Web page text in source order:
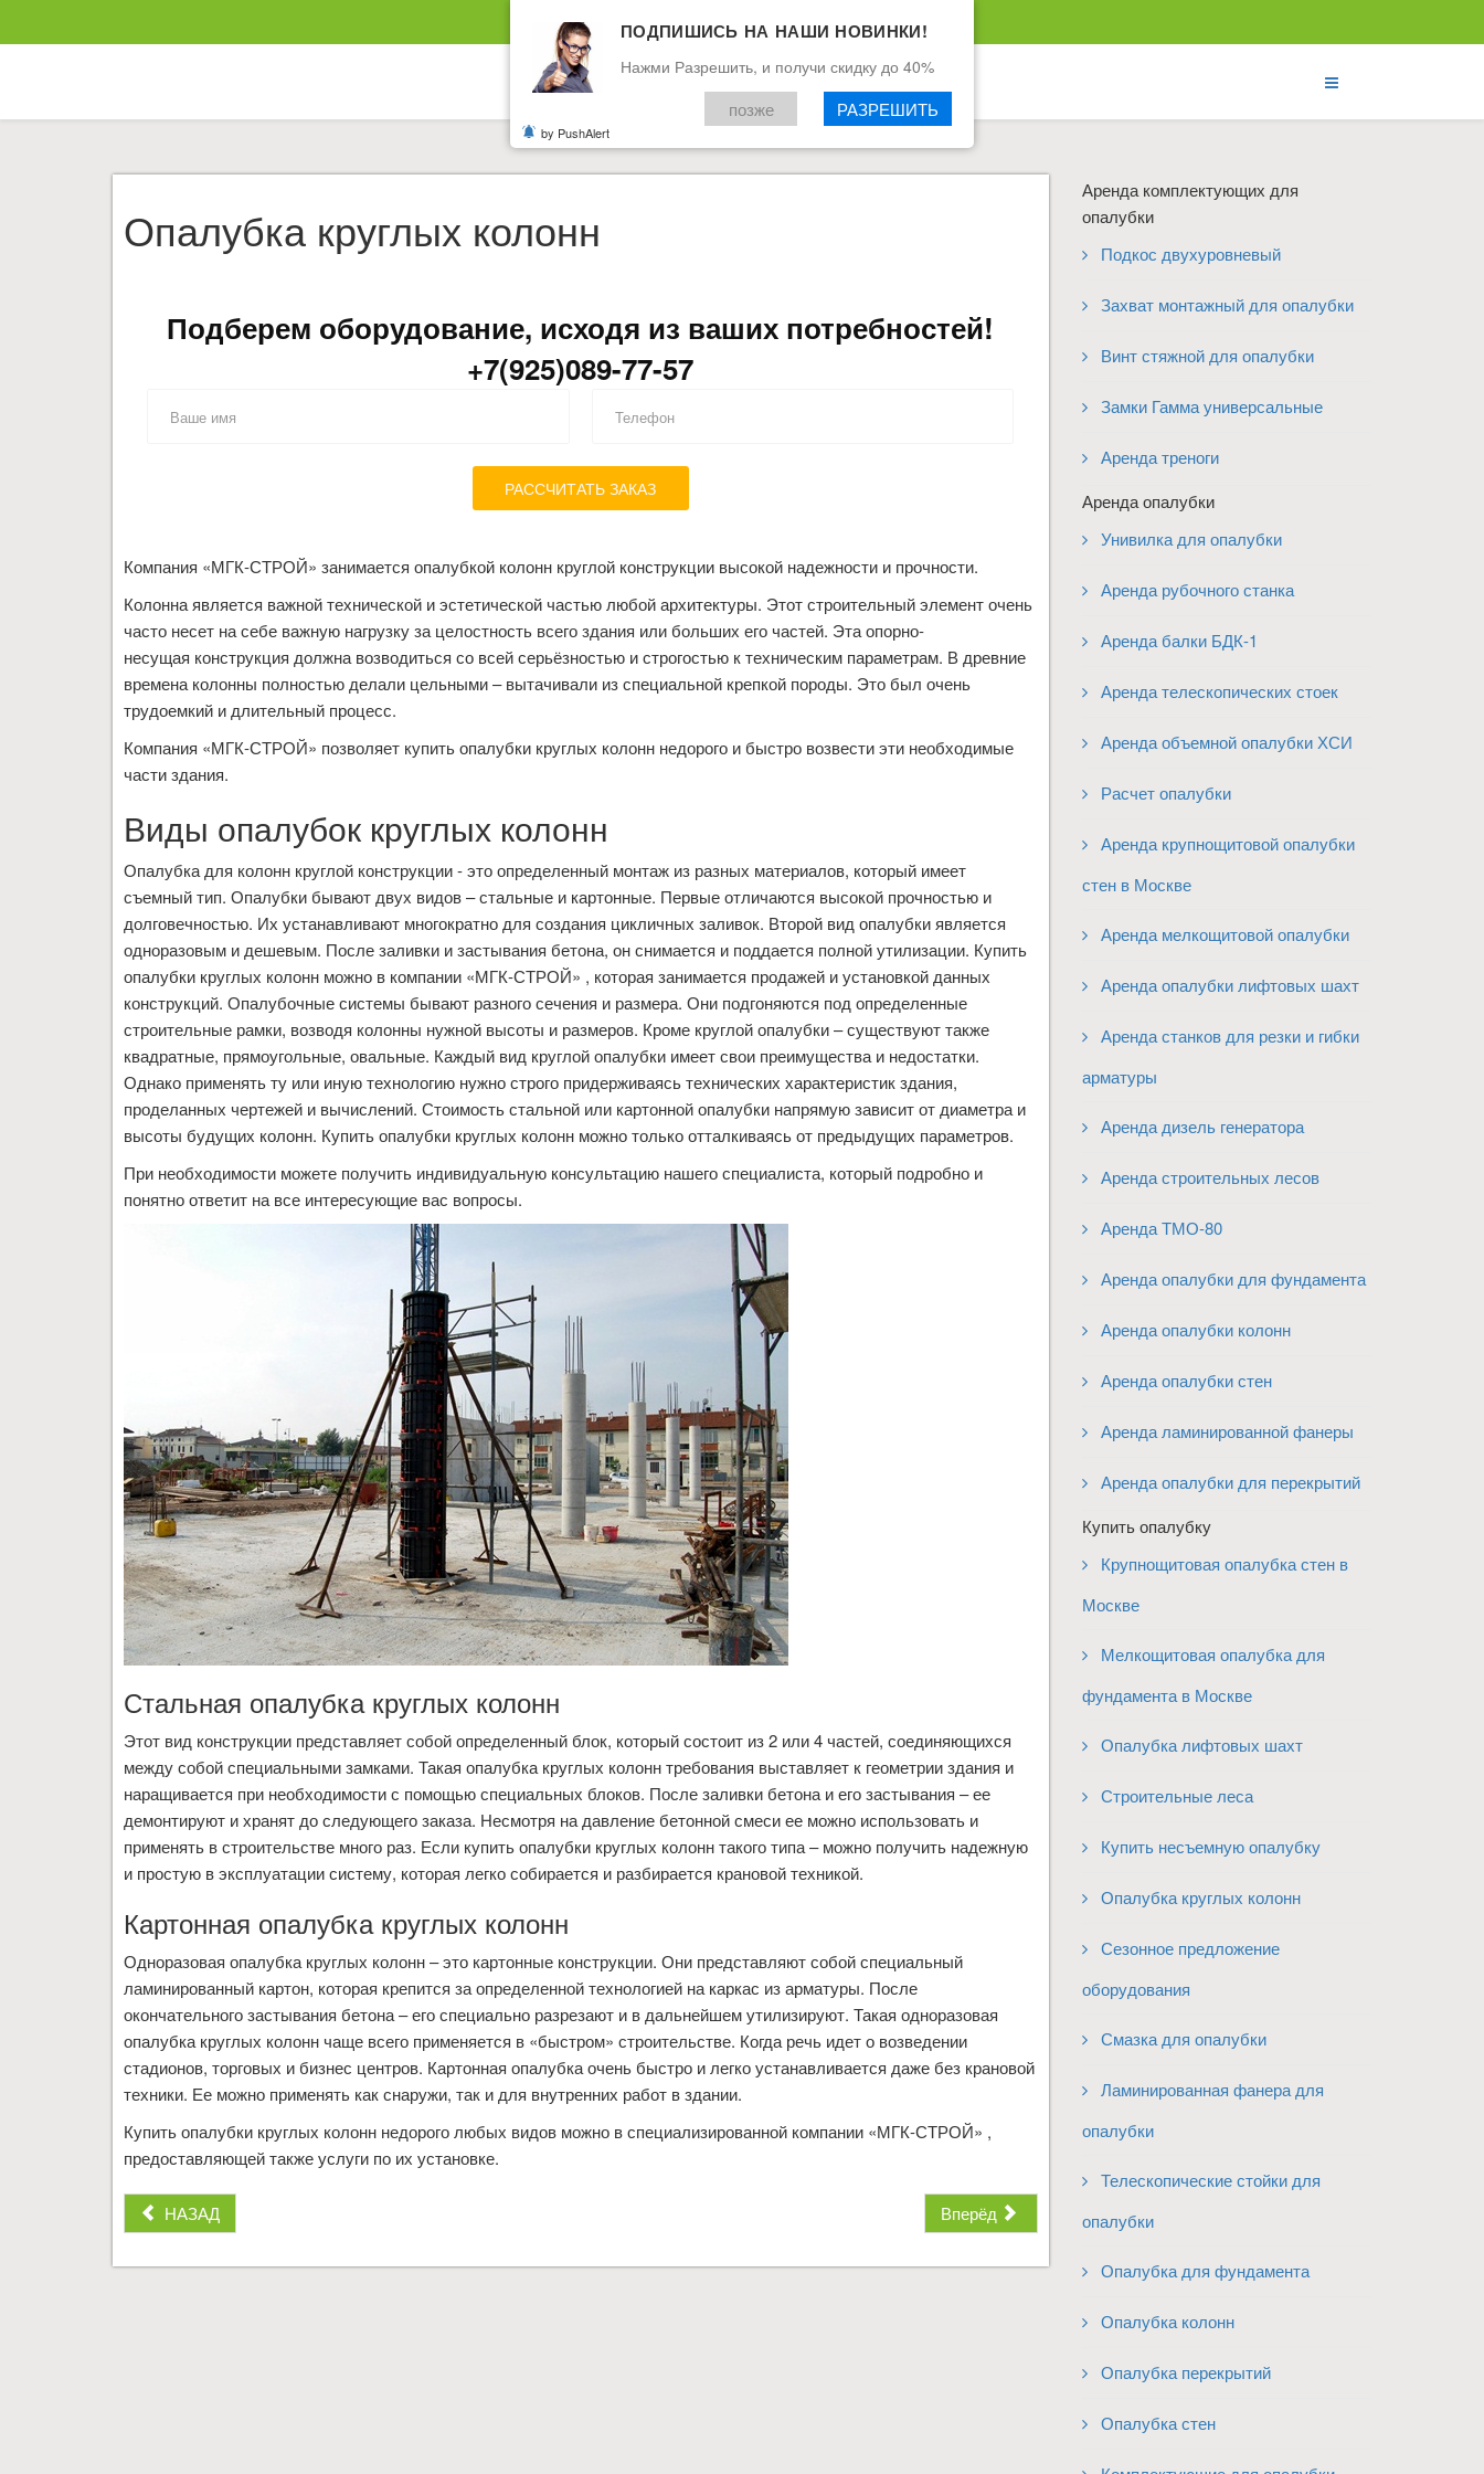
Опалубка круглых колонн
Подберем оборудование, исходя из ваших потребностей!
+7(925)089-77-57
Компания «МГК-СТРОЙ» занимается опалубкой колонн круглой конструкции высокой надежности и прочности.
Колонна является важной технической и эстетической частью любой архитектуры. Этот строительный элемент очень
часто несет на себе важную нагрузку за целостность всего здания или больших его частей. Эта опорно-
несущая конструкция должна возводиться со всей серьёзностью и строгостью к техническим параметрам. В древние
времена колонны полностью делали цельными – вытачивали из специальной крепкой породы. Это был очень
трудоемкий и длительный процесс.
Компания «МГК-СТРОЙ» позволяет купить опалубки круглых колонн недорого и быстро возвести эти необходимые
части здания.
Виды опалубок круглых колонн
Опалубка для колонн круглой конструкции - это определенный монтаж из разных материалов, который имеет
съемный тип. Опалубки бывают двух видов – стальные и картонные. Первые отличаются высокой прочностью и
долговечностью. Их устанавливают многократно для создания цикличных заливок. Второй вид опалубки является
одноразовым и дешевым. После заливки и застывания бетона, он снимается и поддается полной утилизации. Купить
опалубки круглых колонн можно в компании «МГК-СТРОЙ» , которая занимается продажей и установкой данных
конструкций. Опалубочные системы бывают разного сечения и размера. Они подгоняются под определенные
строительные рамки, возводя колонны нужной высоты и размеров. Кроме круглой опалубки – существуют также
квадратные, прямоугольные, овальные. Каждый вид круглой опалубки имеет свои преимущества и недостатки.
Однако применять ту или иную технологию нужно строго придерживаясь технических характеристик здания,
проделанных чертежей и вычислений. Стоимость стальной или картонной опалубки напрямую зависит от диаметра и
высоты будущих колонн. Купить опалубки круглых колонн можно только отталкиваясь от предыдущих параметров.
При необходимости можете получить индивидуальную консультацию нашего специалиста, который подробно и
понятно ответит на все интересующие вас вопросы.
Стальная опалубка круглых колонн
Этот вид конструкции представляет собой определенный блок, который состоит из 2 или 4 частей, соединяющихся
между собой специальными замками. Такая опалубка круглых колонн требования выставляет к геометрии здания и
наращивается при необходимости с помощью специальных блоков. После заливки бетона и его застывания – ее
демонтируют и хранят до следующего заказа. Несмотря на давление бетонной смеси ее можно использовать и
применять в строительстве много раз. Если купить опалубки круглых колонн такого типа – можно получить надежную
и простую в эксплуатации систему, которая легко собирается и разбирается крановой техникой.
Картонная опалубка круглых колонн
Одноразовая опалубка круглых колонн – это картонные конструкции. Они представляют собой специальный
ламинированный картон, которая крепится за определенной технологией на каркас из арматуры. После
окончательного застывания бетона – его специально разрезают и в дальнейшем утилизируют. Такая одноразовая
опалубка круглых колонн чаще всего применяется в «быстром» строительстве. Когда речь идет о возведении
стадионов, торговых и бизнес центров. Картонная опалубка очень быстро и легко устанавливается даже без крановой
техники. Ее можно применять как снаружи, так и для внутренних работ в здании.
Купить опалубки круглых колонн недорого любых видов можно в специализированной компании «МГК-СТРОЙ» ,
предоставляющей также услуги по их установке.
НАЗАД Вперёд
Аренда комплектующих для
опалубки
Подкос двухуровневый
Захват монтажный для опалубки
Винт стяжной для опалубки
Замки Гамма универсальные
Аренда треноги
Аренда опалубки
Унивилка для опалубки
Аренда рубочного станка
Аренда балки БДК-1
Аренда телескопических стоек
Аренда объемной опалубки ХСИ
Расчет опалубки
Аренда крупнощитовой опалубки
стен в Москве
Аренда мелкощитовой опалубки
Аренда опалубки лифтовых шахт
Аренда станков для резки и гибки
арматуры
Аренда дизель генератора
Аренда строительных лесов
Аренда ТМО-80
Аренда опалубки для фундамента
Аренда опалубки колонн
Аренда опалубки стен
Аренда ламинированной фанеры
Аренда опалубки для перекрытий
Купить опалубку
Крупнощитовая опалубка стен в
Москве
Мелкощитовая опалубка для
фундамента в Москве
Опалубка лифтовых шахт
Строительные леса
Купить несъемную опалубку
Опалубка круглых колонн
Сезонное предложение
оборудования
Смазка для опалубки
Ламинированная фанера для
опалубки
Телескопические стойки для
опалубки
Опалубка для фундамента
Опалубка колонн
Опалубка перекрытий
Опалубка стен
ПОДПИШИСЬ НА НАШИ НОВИНКИ!
Нажми Разрешить, и получи скидку до 40%
позже РАЗРЕШИТЬ
by PushAlert